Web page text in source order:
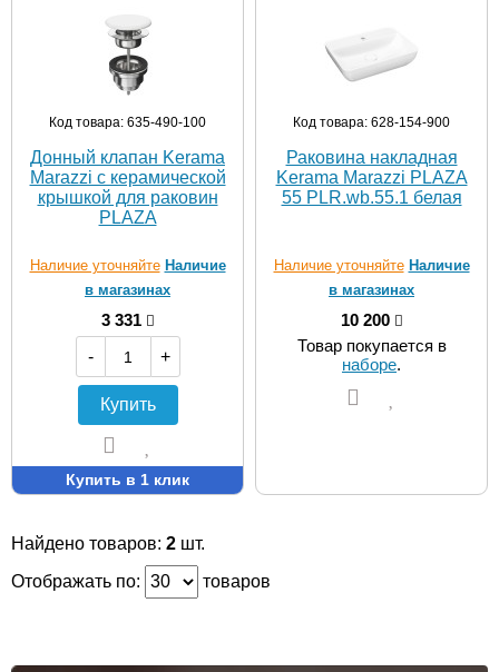
Код товара: 635-490-100
Донный клапан Kerama
Marazzi с керамической
крышкой для раковин
PLAZA
Наличие уточняйте Наличие
в магазинах
3 331
-
+
Купить
Купить в 1 клик
Код товара: 628-154-900
Раковина накладная
Kerama Marazzi PLAZA
55 PLR.wb.55.1 белая
Наличие уточняйте Наличие
в магазинах
10 200
Товар покупается в
наборе.
Найдено товаров: 2 шт.
Отображать по:
товаров